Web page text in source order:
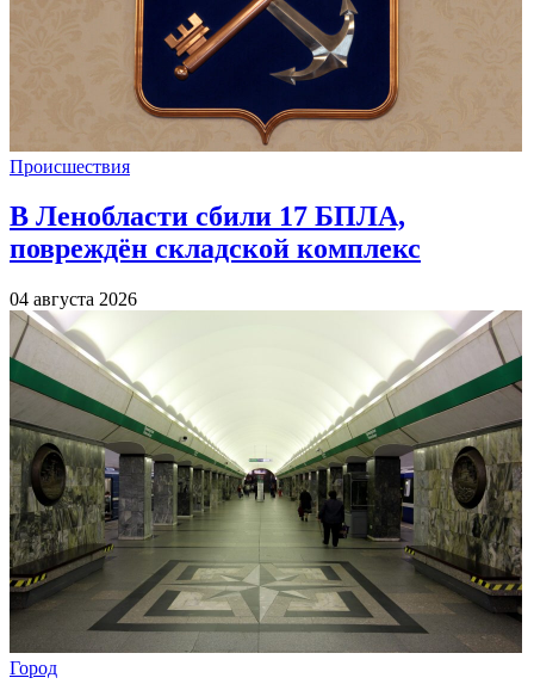
Происшествия
В Ленобласти сбили 17 БПЛА,
повреждён складской комплекс
04 августа 2026
Город